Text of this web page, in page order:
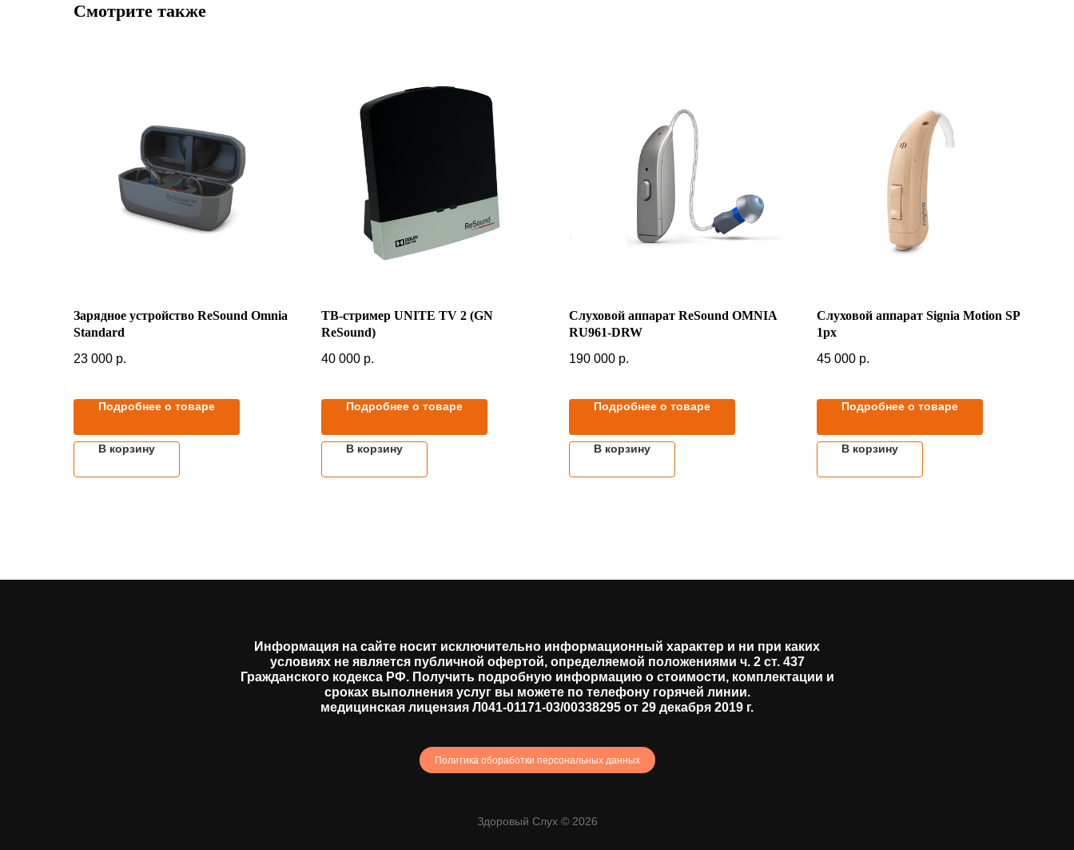
Смотрите также
Зарядное устройство ReSound Omnia
Standard
23 000 р.
Подробнее о товаре
В корзину
ТВ-стример UNITE TV 2 (GN
ReSound)
40 000 р.
Подробнее о товаре
В корзину
Слуховой аппарат ReSound OMNIA
RU961-DRW
190 000 р.
Подробнее о товаре
В корзину
Слуховой аппарат Signia Motion SP
1px
45 000 р.
Подробнее о товаре
В корзину
Информация на сайте носит исключительно информационный характер и ни при каких
условиях не является публичной офертой, определяемой положениями ч. 2 ст. 437
Гражданского кодекса РФ. Получить подробную информацию о стоимости, комплектации и
сроках выполнения услуг вы можете по телефону горячей линии.
медицинская лицензия Л041-01171-03/00338295 от 29 декабря 2019 г.
Политика обоработки персональных данных
Здоровый Слух © 2026